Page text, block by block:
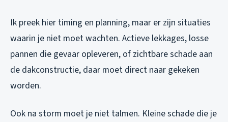
Ik preek hier timing en planning, maar er zijn situaties
waarin je niet moet wachten. Actieve lekkages, losse
pannen die gevaar opleveren, of zichtbare schade aan
de dakconstructie, daar moet direct naar gekeken
worden.
Ook na storm moet je niet talmen. Kleine schade die je